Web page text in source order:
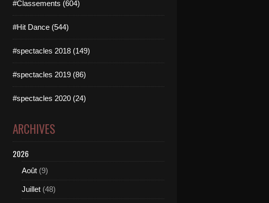
#Classements (604)
#Hit Dance (544)
#spectacles 2018 (149)
#spectacles 2019 (86)
#spectacles 2020 (24)
ARCHIVES
2026
Août (9)
Juillet (48)